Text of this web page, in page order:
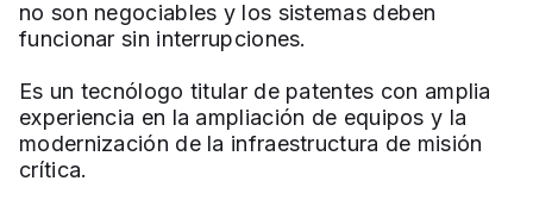
no son negociables y los sistemas deben
funcionar sin interrupciones.
Es un tecnólogo titular de patentes con amplia
experiencia en la ampliación de equipos y la
modernización de la infraestructura de misión
crítica.